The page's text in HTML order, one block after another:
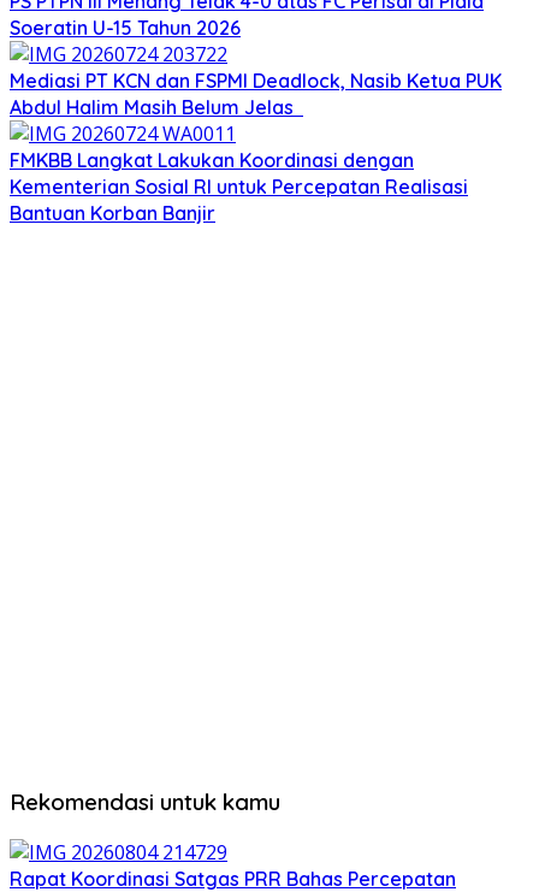
Soeratin U-15 Tahun 2026
Mediasi PT KCN dan FSPMI Deadlock, Nasib Ketua PUK
Abdul Halim Masih Belum Jelas
FMKBB Langkat Lakukan Koordinasi dengan
Kementerian Sosial RI untuk Percepatan Realisasi
Bantuan Korban Banjir
Rekomendasi untuk kamu
Rapat Koordinasi Satgas PRR Bahas Percepatan